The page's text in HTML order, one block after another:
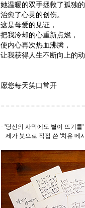
她温暖的双手拯救了孤独的
治愈了心灵的创伤。
这是母爱的见证，
把我冷却的心重新点燃，
使内心再次热血沸腾，
让我获得人生不断向上的动
愿您每天笑口常开
- '당신의 사막에도 별이 뜨기를
제가 붓으로 직접 쓴 '치유 메